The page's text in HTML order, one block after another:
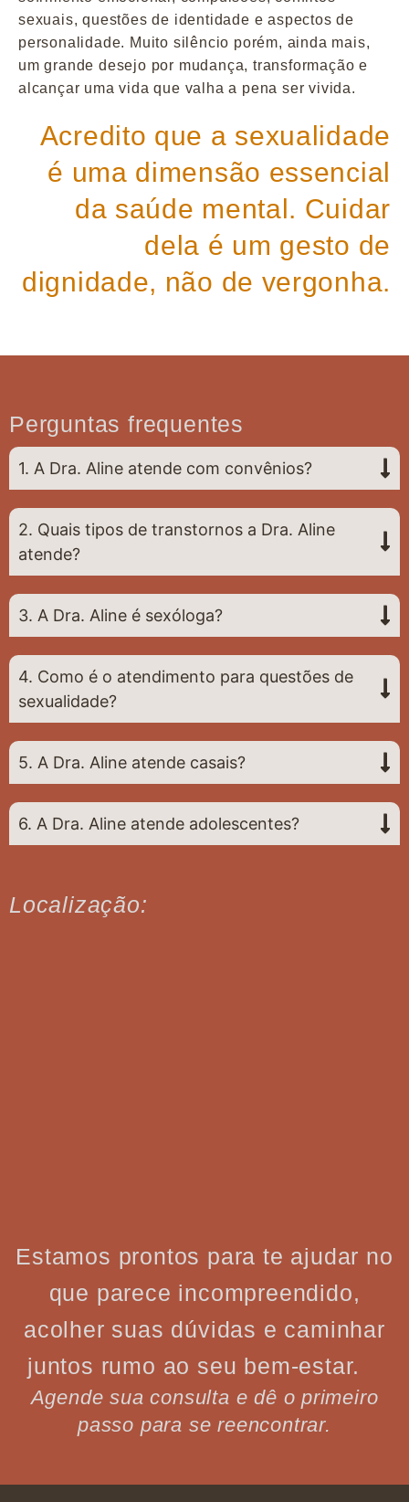
sexuais, questões de identidade e aspectos de
personalidade. Muito silêncio porém, ainda mais,
um grande desejo por mudança, transformação e
alcançar uma vida que valha a pena ser vivida.
Acredito que a sexualidade
é uma dimensão essencial
da saúde mental. Cuidar
dela é um gesto de
dignidade, não de vergonha.
Perguntas frequentes
1. A Dra. Aline atende com convênios?
2. Quais tipos de transtornos a Dra. Aline
atende?
3. A Dra. Aline é sexóloga?
4. Como é o atendimento para questões de
sexualidade?
5. A Dra. Aline atende casais?
6. A Dra. Aline atende adolescentes?
Localização:
Estamos prontos para te ajudar no
que parece incompreendido,
acolher suas dúvidas e caminhar
juntos rumo ao seu bem-estar.
Agende sua consulta e dê o primeiro
passo para se reencontrar.